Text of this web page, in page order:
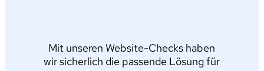
Mit unseren Website-Checks haben
wir sicherlich die passende Lösung für